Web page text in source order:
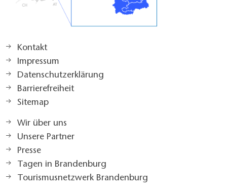
Kontakt
Impressum
Datenschutzerklärung
Barrierefreiheit
Sitemap
Wir über uns
Unsere Partner
Presse
Tagen in Brandenburg
Tourismusnetzwerk Brandenburg